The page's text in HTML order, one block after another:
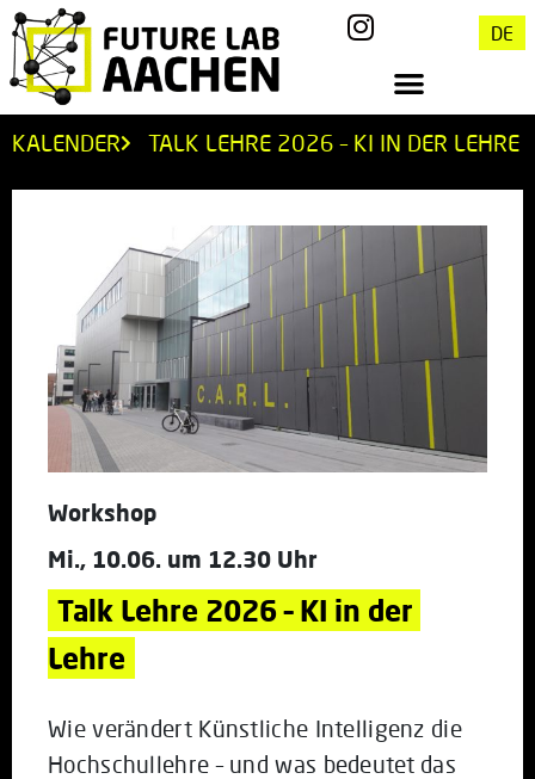
DE
KALENDER TALK LEHRE 2026 – KI IN DER LEHRE
Workshop
Mi., 10.06. um 12.30 Uhr
Talk Lehre 2026 – KI in der
Lehre
Wie verändert Künstliche Intelligenz die
Hochschullehre – und was bedeutet das